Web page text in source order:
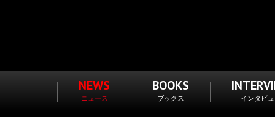
NEWS
ニュース
BOOKS
ブックス インタビ